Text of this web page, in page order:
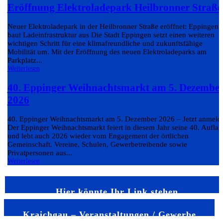
Eröffnung Elektroladepark Heilbronner Straße
Neuer Elektroladepark in der Heilbronner Straße eröffnet: Eppingen
baut Ladeinfrastruktur aus Die Stadt Eppingen setzt einen weiteren
wichtigen Schritt für eine klimafreundliche und zukunftsfähige
Mobilität um. Mit der Eröffnung des neuen Elektroladeparks am
Parkplatz...
Weiterlesen
40. Eppinger Weihnachtsmarkt am 5.
2026
40. Eppinger Weihnachtsmarkt am 5. Dezember 2026 – Jetzt
Der Eppinger Weihnachtsmarkt feiert in diesem Jahr seine 40.
und lebt auch 2026 wieder vom Engagement der örtlichen
Gemeinschaft. Vereine, Schulen, Gewerbetreibende sowie
Privatpersonen aus...
Weiterlesen
Hier könnte Ihr Link stehen
Kraichgau – Veranstaltungen / Gewerbe